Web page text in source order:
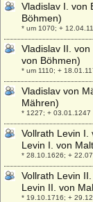
Vladislav I. von
Böhmen)
* um 1070; +
Vladislav II. von
von Böhmen)
* um 1110; +
Vladislav von
Mähren)
* 1227; + 03.01.1247
Vollrath Levin I.
Levin I. von
* 28.10.1626; +
Vollrath Levin
Levin II. von
* 19.10.1716; +